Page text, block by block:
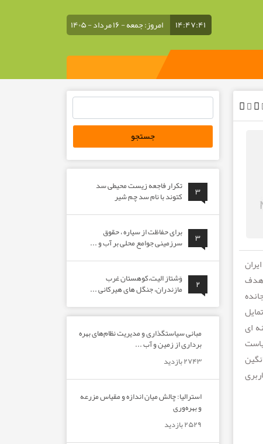
۱۴:۴۷:۴۱ امروز: جمعه - ۱۶ مرداد - ۱۴۰۵
هدف
ای
جستجو
برای:
۳ تکرار فاجعه زیست محیطی سد
کتوند با نام سد چم شیر
۳ برای حفاظت از سیاره ، حقوق
سرزمینی جوامع محلی بر آب و ...
۲ وَشتاز الیت،کوهستان غرب
مازندران، جنگل های هیرکانی ...
مبانی سیاستگذاری و مدیریت نظام‌های بهره‌
برداری از زمین و آب ...
۲۷۴۳ بازدید
استرالیا: چالش میان اندازه و مقیاس مزرعه
و بهره‌وری
۲۵۲۹ بازدید